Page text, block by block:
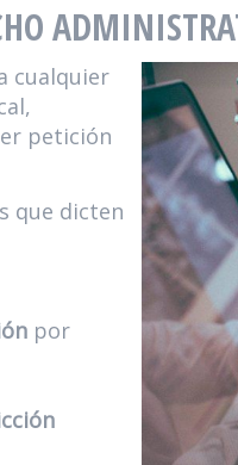
cualquier
petición
que dicten
por